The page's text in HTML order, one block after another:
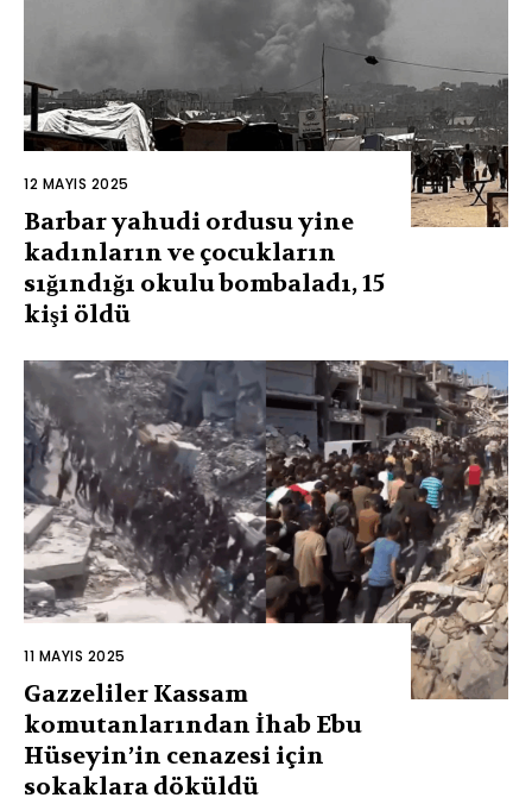
12 MAYIS 2025
Barbar yahudi ordusu yine
kadınların ve çocukların
sığındığı okulu bombaladı, 15
kişi öldü
11 MAYIS 2025
Gazzeliler Kassam
komutanlarından İhab Ebu
Hüseyin’in cenazesi için
sokaklara döküldü